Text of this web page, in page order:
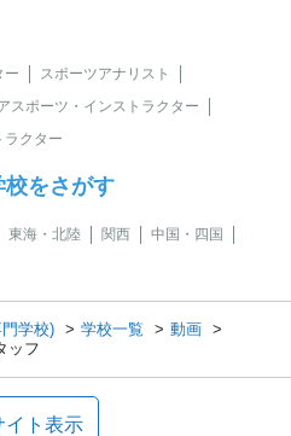
ー
スポーツアナリスト
スポーツ・インストラクター
ラクター
校をさがす
東海・北陸 関西
中国・四国
学校) 学校一覧
動画
ッフ
イト表示